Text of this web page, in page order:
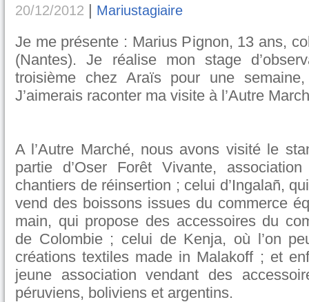
20/12/2012 | Mariustagiaire
Je me présente : Marius Pignon, 13 ans,
(Nantes). Je réalise mon stage
troisième chez Araïs pour une
J’aimerais raconter ma visite à l’Autre
A l’Autre Marché, nous avons visité le
partie d’Oser Forêt Vivante,
chantiers de réinsertion ; celui d’Ingalañ,
vend des boissons issues du commerce
main, qui propose des accessoires du
de Colombie ; celui de Kenja, où l’on
créations textiles made in Malakoff ; et
jeune association vendant des
péruviens, boliviens et argentins.